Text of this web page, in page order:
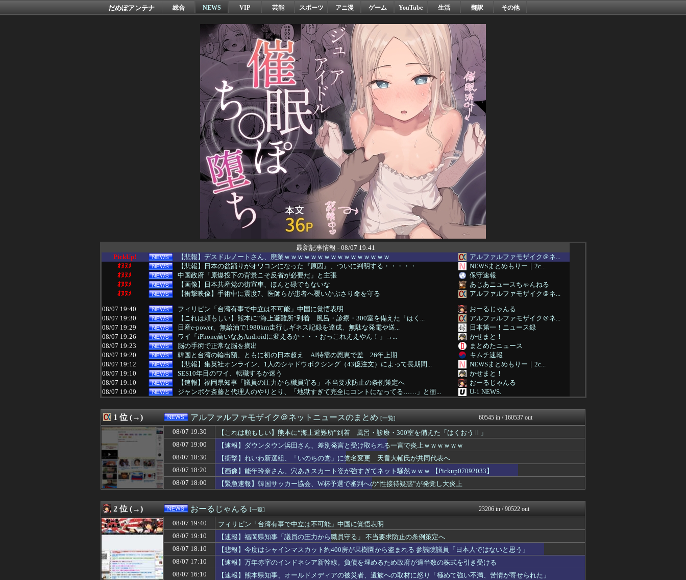
だめぽアンテナ 総合 NEWS VIP 芸能 スポーツ アニ漫 ゲーム YouTube 生活 翻訳 その他
最新記事情報 - 08/07 19:41
PickUp!
【悲報】デスドルノートさん、廃業ｗｗｗｗｗｗｗｗｗｗｗｗｗｗｗｗ
アルファルファモザイク＠ネ...
ｵﾇﾇﾒ
【悲報】日本の盆踊りがオワコンになった『原因』、ついに判明する・・・・・
NEWSまとめもりー｜2c...
ｵﾇﾇﾒ
中国政府「原爆投下の背景こそ反省が必要だ」と主張
保守速報
ｵﾇﾇﾒ
【画像】日本共産党の街宣車、ほんと碌でもないな
あじあニュースちゃんねる
ｵﾇﾇﾒ
【衝撃映像】手術中に震度7、医師らが患者へ覆いかぶさり命を守る
アルファルファモザイク＠ネ...
08/07 19:40
フィリピン「台湾有事で中立は不可能」中国に覚悟表明
おーるじゃんる
08/07 19:30
【これは頼もしい】熊本に“海上避難所”到着 風呂・診療・300室を備えた「はく...
アルファルファモザイク＠ネ...
08/07 19:29
日産e-power、無給油で1980km走行しギネス記録を達成、無駄な発電や送...
日本第一！ニュース録
08/07 19:26
ワイ「iPhone高いなあAndroidに変えるか・・・おっこれええやん！」→...
かせまと！
08/07 19:23
脳の手術で正常な脳を摘出
まとめたニュース
08/07 19:20
韓国と台湾の輸出額、ともに初の日本超え AI特需の恩恵で差 26年上期
キムチ速報
08/07 19:12
【悲報】集英社オンライン、1人のシャドウボクシング（43億注文）によって長期間...
NEWSまとめもりー｜2c...
08/07 19:10
SES10年目のワイ、転職するか迷う
かせまと！
08/07 19:10
【速報】福岡県知事「議員の圧力から職員守る」 不当要求防止の条例策定へ
おーるじゃんる
08/07 19:09
ジャンポケ斎藤と代理人のやりとり、「地獄すぎて完全にコントになってる……」と衝...
U-1 NEWS.
08/07 19:02
【🧟】「ゾンビたばこ売人」と肩組みショット「小園海斗」に注がれる“厳しい視線”...
痛いニュース(ﾉ∀`)
08/07 19:00
【速報】ダウンタウン浜田さん、差別発言と受け取られる一言で炎上ｗｗｗｗｗｗ
アルファルファモザイク＠ネ...
08/07 19:00
共通する要因「若年」「低収入」「ネット・SNS情報」反ワクチン情報を信じる人の...
みそパンNEWS
08/07 19:00
【悲報】 週刊少年ジャンプさん、最大発行部数653万部から急降下でついに「10...
投資ちゃんねる
08/07 18:55
熊本県知事、オールドメディアの被災者、遺族への取材に怒り「極めて強い不満、苦情...
08/07 18:51
石破茂前総理「ウクライナが核放棄しなければロシア侵攻しなかった」！
08/07 18:50
ミツオカ、新型スポーツカーのティザー画像「第3弾」を公開！
ゆめ痛 -自動車まとめブロ...
08/07 18:45
コールセンター勤務だけど毎日客に怒鳴られもう限界
ふぇー速
08/07 18:41
施工管理2年目だけど退職を決意w
08/07 18:30
ショートスリーパー堀大輔さん、生配信で「寝たほうがいんじゃないですか？」という...
オレ的ゲーム速報＠刃
08/07 18:30
【衝撃】れいわ新選組、「いのちの党」に党名変更 天畠大輔氏が共同代表へ
アルファルファモザイク＠ネ...
08/07 18:30
中居正広（無職）、熊本に多額の寄付していた。知人「誰にも知られなくてもいい、と...
08/07 18:29
経済大国の日本、世界に売るものがなさすぎて史上初めて韓国台湾に輸出額抜かされ
日本第一！ニュース録
れいわ新選組、公式グッズ半額セールｗｗｗｗ
【悲報】れいわ大石あきこさん、活動休止。
まとめたニュース
08/07 18:20
【画像】能年玲奈さん、穴あきスカート姿が強すぎてネット騒然ｗｗｗ 【Picku...
アルファルファモザイク＠ネ...
08/07 18:12
【衝撃】大阪府警、ミナミの“ベトナムビル”を家宅捜索した結果・・・・・・
NEWSまとめもりー｜2c...
08/07 18:10
【悲報】今度はシャインマスカット約400房が果樹園から盗まれる 参議院議員「日...
おーるじゃんる
1 位 (→) アルファルファモザイク＠ネットニュースのまとめ [一覧] 60545 in / 160537 out
08/07 19:30
【これは頼もしい】熊本に“海上避難所”到着 風呂・診療・300室を備えた「はくおうⅡ」
08/07 19:00
【速報】ダウンタウン浜田さん、差別発言と受け取られる一言で炎上ｗｗｗｗｗｗ
08/07 18:30
【衝撃】れいわ新選組、「いのちの党」に党名変更 天畠大輔氏が共同代表へ
08/07 18:20
【画像】能年玲奈さん、穴あきスカート姿が強すぎてネット騒然ｗｗｗ 【Pickup07092033】
08/07 18:00
【緊急速報】韓国サッカー協会、W杯予選で審判への“性接待疑惑”が発覚し大炎上
2 位 (→) おーるじゃんる [一覧] 23206 in / 90522 out
08/07 19:40
フィリピン「台湾有事で中立は不可能」中国に覚悟表明
08/07 19:10
【速報】福岡県知事「議員の圧力から職員守る」 不当要求防止の条例策定へ
08/07 18:10
【悲報】今度はシャインマスカット約400房が果樹園から盗まれる 参議院議員「日本人ではないと思う」
08/07 17:10
【速報】万年赤字のインドネシア新幹線。負債を埋めるため政府が過半数の株式を引き受ける
08/07 16:10
【速報】熊本県知事、オールドメディアの被災者、遺族への取材に怒り「極めて強い不満、苦情が寄せられた」